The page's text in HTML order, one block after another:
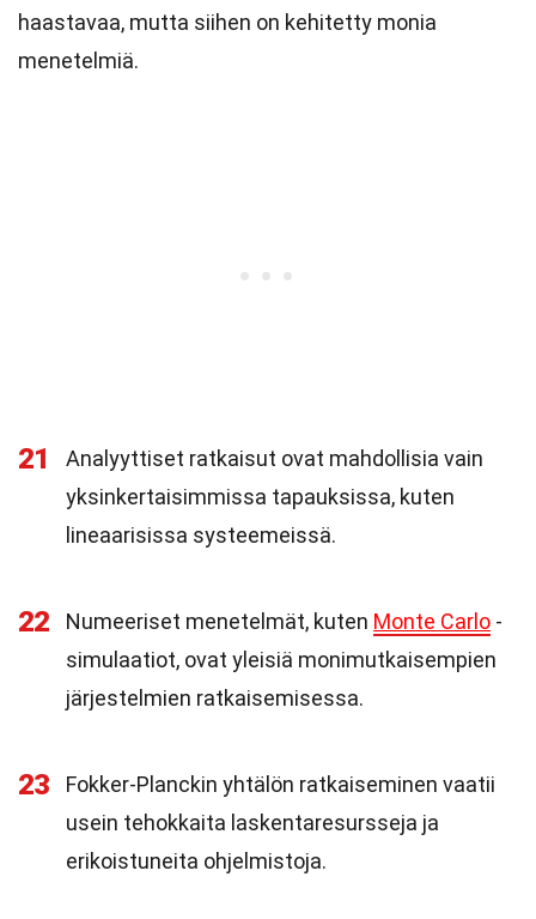
haastavaa, mutta siihen on kehitetty monia
menetelmiä.
21
Analyyttiset ratkaisut ovat mahdollisia vain
yksinkertaisimmissa tapauksissa, kuten
lineaarisissa systeemeissä.
22 Numeeriset menetelmät, kuten Monte Carlo -
simulaatiot, ovat yleisiä monimutkaisempien
järjestelmien ratkaisemisessa.
23
Fokker-Planckin yhtälön ratkaiseminen vaatii
usein tehokkaita laskentaresursseja ja
erikoistuneita ohjelmistoja.